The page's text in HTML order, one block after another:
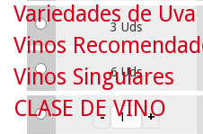
3 Uds
6 Uds
Variedades de Uva
Vinos
Vinos Singulares
CLASE DE VINO